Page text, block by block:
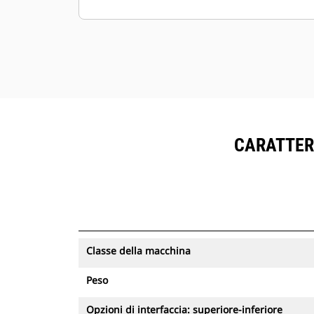
collegate all'attacco durante il
velocità e una sicurezza superiori
cabina
L'attacco rapido idraulico non
I cilindri di inclinazione a doppia
Classe della macchina
Peso
Opzioni di interfaccia: superiore-inferiore